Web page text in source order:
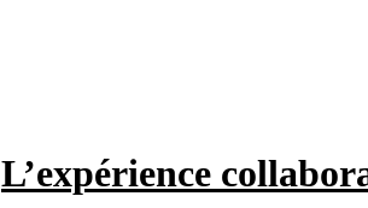
L’expérience